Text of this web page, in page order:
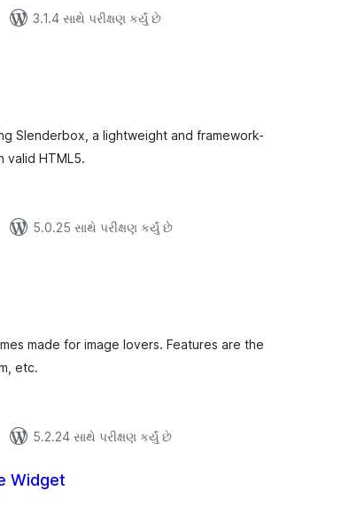
3.1.4 સાથે પરીક્ષણ કર્યું છે
Slenderbox, a lightweight and framework-
valid HTML5.
5.0.25 સાથે પરીક્ષણ કર્યું છે
made for image lovers. Features are the
etc.
5.2.24 સાથે પરીક્ષણ કર્યું છે
Widget